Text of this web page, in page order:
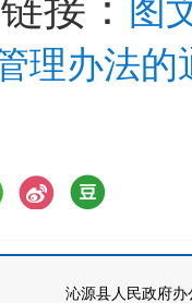
图
理办法的
沁源县人民政府